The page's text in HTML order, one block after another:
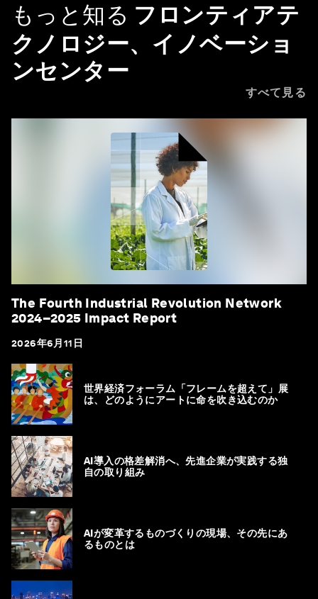
もっと知る フロンティアテ
クノロジー、イノベーショ
ンセンター
すべて見る
The Fourth Industrial Revolution Network
2024–2025 Impact Report
2026年6月11日
世界経済フォーラム「フレームを超えて」展
は、どのようにアートに命を吹き込むのか
AI導入の格差解消へ、先進企業が実践する独
自の取り組み
AIが変革するものづくりの現場、その先にあ
るものとは